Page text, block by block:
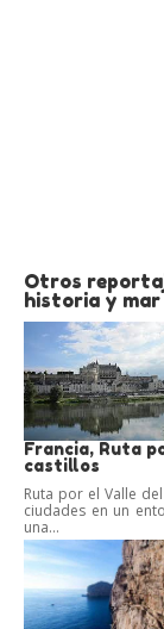
Otros
historia y mar
Francia, Ruta
castillos
Ruta por el Valle
ciudades en un
una...